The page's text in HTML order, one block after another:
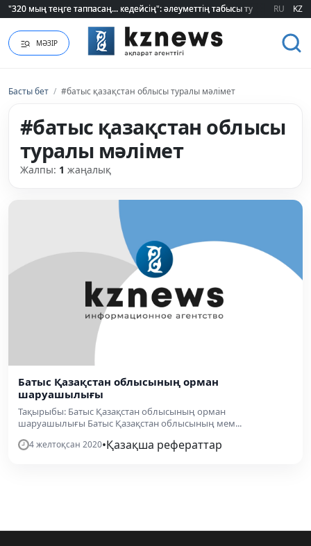
"320 мың теңге таппасаң... кедейсің": әлеуметтің табысы туралы түсінігі
"320 мың теңге таппасаң... кедейсің": әлеуметтің табысы туралы түсінігі
RU KZ
МӘЗІР
Басты бет / #батыс қазақстан облысы туралы мәлімет
#батыс қазақстан облысы
туралы мәлімет
Жалпы: 1 жаңалық
Батыс Қазақстан облысының орман
шаруашылығы
Тақырыбы: Батыс Қазақстан облысының орман
шаруашылығы Батыс Қазақстан облысының мем...
4 желтоқсан 2020•Қазақша рефераттар